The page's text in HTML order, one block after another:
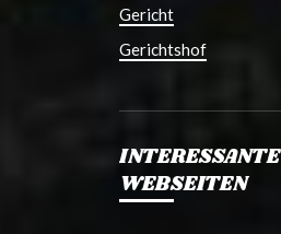
Gericht
Gerichtshof
INTERESSANTE
WEBSEITEN